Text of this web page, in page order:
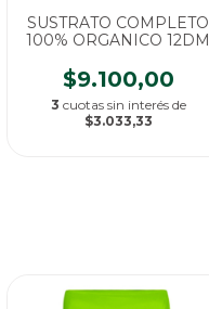
SUSTRATO COMPLETO
100% ORGANICO 12DM
$9.100,00
3 cuotas sin interés de
$3.033,33